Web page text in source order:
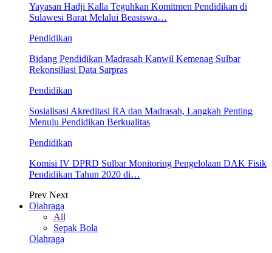
Yayasan Hadji Kalla Teguhkan Komitmen Pendidikan di
Sulawesi Barat Melalui Beasiswa…
Pendidikan
Bidang Pendidikan Madrasah Kanwil Kemenag Sulbar
Rekonsiliasi Data Sarpras
Pendidikan
Sosialisasi Akreditasi RA dan Madrasah, Langkah Penting
Menuju Pendidikan Berkualitas
Pendidikan
Komisi IV DPRD Sulbar Monitoring Pengelolaan DAK Fisik
Pendidikan Tahun 2020 di…
Prev Next
Olahraga
All
Sepak Bola
Olahraga